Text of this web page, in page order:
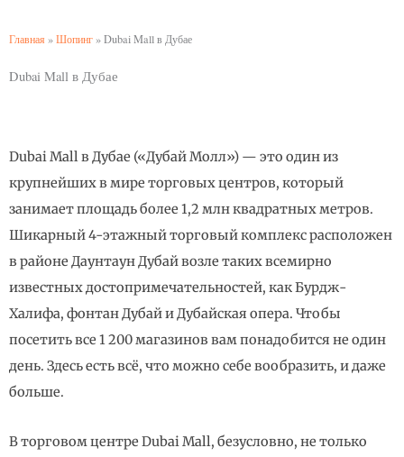
Главная »Шопинг»Dubai Mall в Дубае
Dubai Mall в Дубае
Dubai Mall в Дубае («Дубай Молл») — это один из
крупнейших в мире торговых центров, который
занимает площадь более 1,2 млн квадратных метров.
Шикарный 4-этажный торговый комплекс расположен
в районе Даунтаун Дубай возле таких всемирно
известных достопримечательностей, как Бурдж-
Халифа, фонтан Дубай и Дубайская опера. Чтобы
посетить все 1 200 магазинов вам понадобится не один
день. Здесь есть всё, что можно себе вообразить, и даже
больше.
В торговом центре Dubai Mall, безусловно, не только